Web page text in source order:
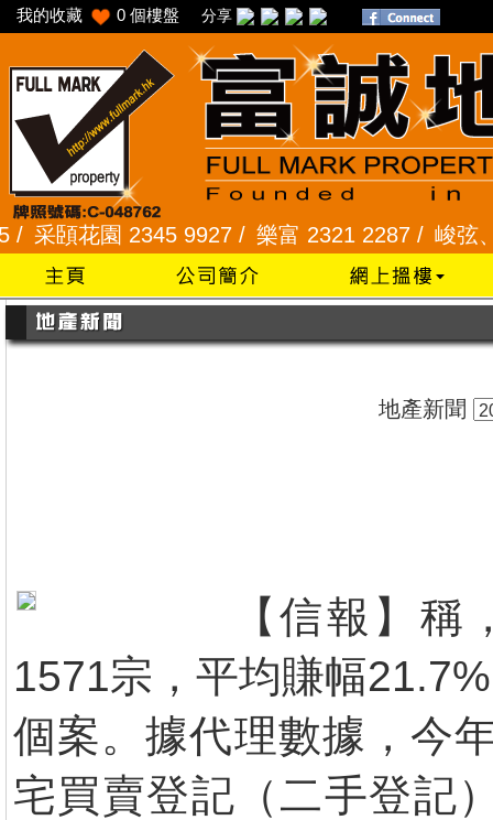
我的收藏 0 個樓盤 分享
頣花園 2345 9927 /樂富 2321 2287 / 峻弦、曉
地產新聞
【信報】
1571宗，平均賺幅
個案。據代理數據，今
宅買賣登記（二手登記